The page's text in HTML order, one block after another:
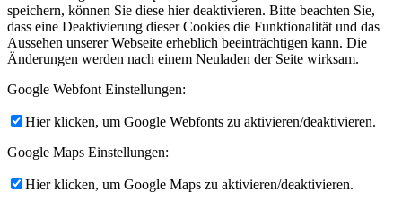
speichern, können Sie diese hier deaktivieren. Bitte beachten Sie,
dass eine Deaktivierung dieser Cookies die Funktionalität und das
Aussehen unserer Webseite erheblich beeinträchtigen kann. Die
Änderungen werden nach einem Neuladen der Seite wirksam.
Google Webfont Einstellungen:
Hier klicken, um Google Webfonts zu aktivieren/deaktivieren.
Google Maps Einstellungen:
Hier klicken, um Google Maps zu aktivieren/deaktivieren.